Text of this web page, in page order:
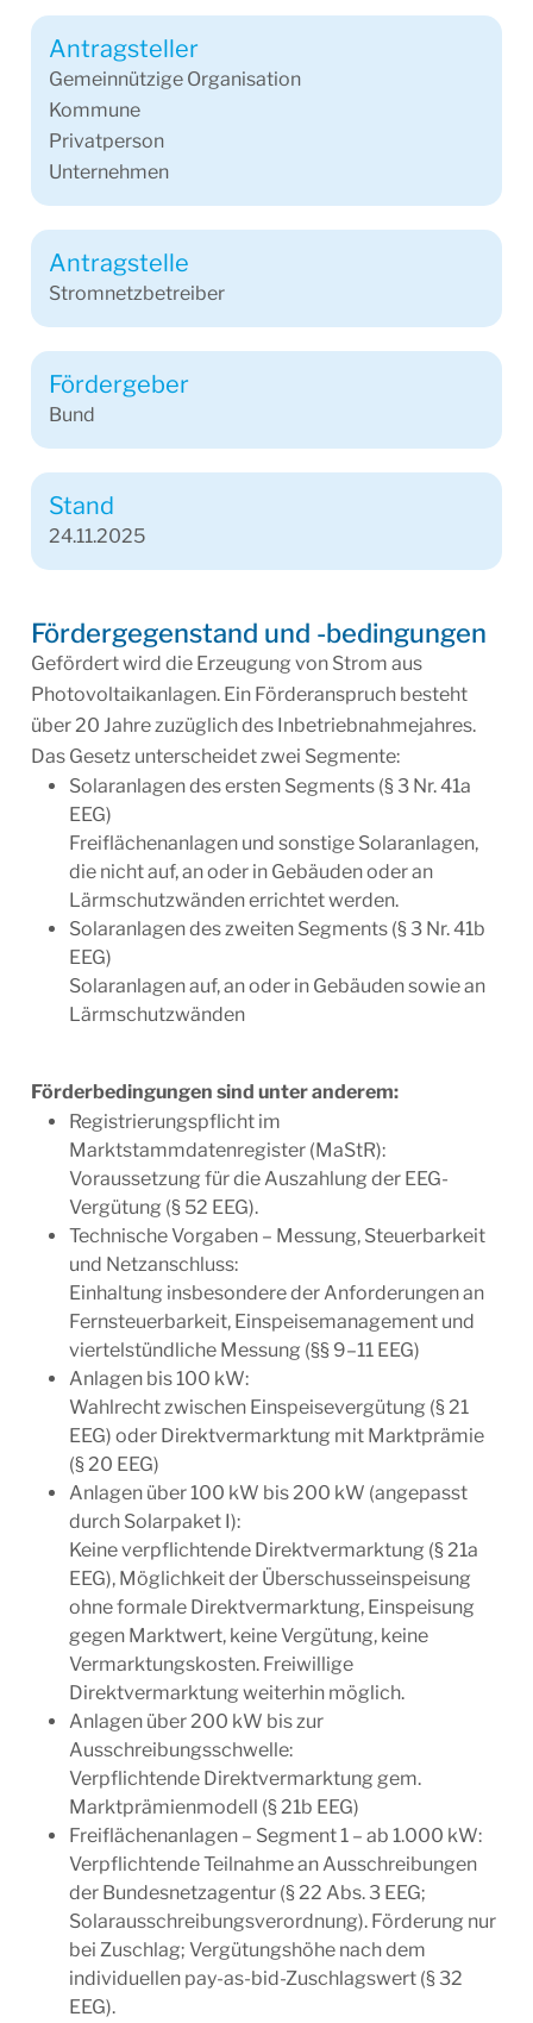
Fördergegenstand und -bedingungen
Gefördert wird die Erzeugung von Strom aus
Photovoltaikanlagen. Ein Förderanspruch besteht
über 20 Jahre zuzüglich des Inbetriebnahmejahres.
Das Gesetz unterscheidet zwei Segmente:
Solaranlagen des ersten Segments (§ 3 Nr. 41a
EEG)
Freiflächenanlagen und sonstige Solaranlagen,
die nicht auf, an oder in Gebäuden oder an
Lärmschutzwänden errichtet werden.
Solaranlagen des zweiten Segments (§ 3 Nr. 41b
EEG)
Solaranlagen auf, an oder in Gebäuden sowie an
Lärmschutzwänden
Förderbedingungen sind unter anderem:
Registrierungspflicht im
Marktstammdatenregister (MaStR):
Voraussetzung für die Auszahlung der EEG-
Vergütung (§ 52 EEG).
Technische Vorgaben – Messung, Steuerbarkeit
und Netzanschluss:
Einhaltung insbesondere der Anforderungen an
Fernsteuerbarkeit, Einspeisemanagement und
viertelstündliche Messung (§§ 9–11 EEG)
Anlagen bis 100 kW:
Wahlrecht zwischen Einspeisevergütung (§ 21
EEG) oder Direktvermarktung mit Marktprämie
(§ 20 EEG)
Anlagen über 100 kW bis 200 kW (angepasst
durch Solarpaket I):
Keine verpflichtende Direktvermarktung (§ 21a
EEG), Möglichkeit der Überschusseinspeisung
ohne formale Direktvermarktung, Einspeisung
gegen Marktwert, keine Vergütung, keine
Vermarktungskosten. Freiwillige
Direktvermarktung weiterhin möglich.
Anlagen über 200 kW bis zur
Ausschreibungsschwelle:
Verpflichtende Direktvermarktung gem.
Marktprämienmodell (§ 21b EEG)
Freiflächenanlagen – Segment 1 – ab 1.000 kW:
Verpflichtende Teilnahme an Ausschreibungen
der Bundesnetzagentur (§ 22 Abs. 3 EEG;
Solarausschreibungsverordnung). Förderung nur
bei Zuschlag; Vergütungshöhe nach dem
individuellen pay-as-bid-Zuschlagswert (§ 32
EEG).
Antragsteller
Gemeinnützige Organisation
Kommune
Privatperson
Unternehmen
Antragstelle
Stromnetzbetreiber
Fördergeber
Bund
Stand
24.11.2025